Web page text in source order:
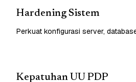
Hardening Sistem
Perkuat konfigurasi server,
Kepatuhan UU PDP